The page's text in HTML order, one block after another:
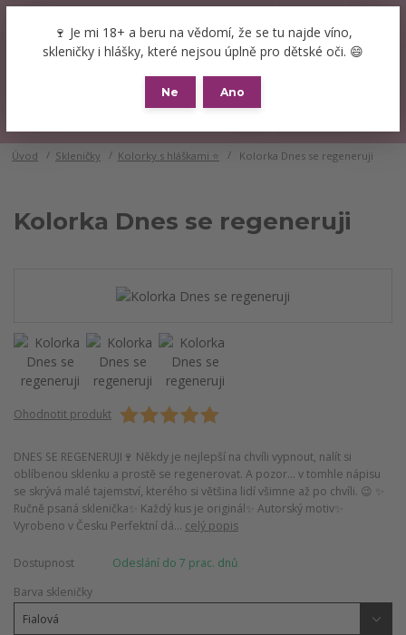
🍷 Je mi 18+ a beru na vědomí, že se tu najde víno,
skleničky i hlášky, které nejsou úplně pro dětské oči. 😄
Ne
Ano
0 Kč
Úvod Skleničky Kolorky s hláškami ⭐ Kolorka Dnes se regeneruji
Kolorka Dnes se regeneruji
Ohodnotit produkt
DNES SE REGENERUJI🍷 Někdy je nejlepší na chvíli vypnout, nalít si
oblíbenou sklenku a prostě se regenerovat. A pozor… v tomhle nápisu
se skrývá malé tajemství, kterého si většina lidí všimne až po chvíli. 😉 ✨
Ručně psaná sklenička✨ Každý kus je originál✨ Autorský motiv✨
Vyrobeno v Česku Perfektní dá... celý popis
Dostupnost
Odeslání do 7 prac. dnů
Barva skleničky